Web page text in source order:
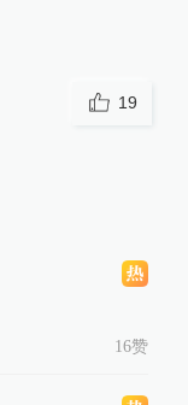
19
16赞